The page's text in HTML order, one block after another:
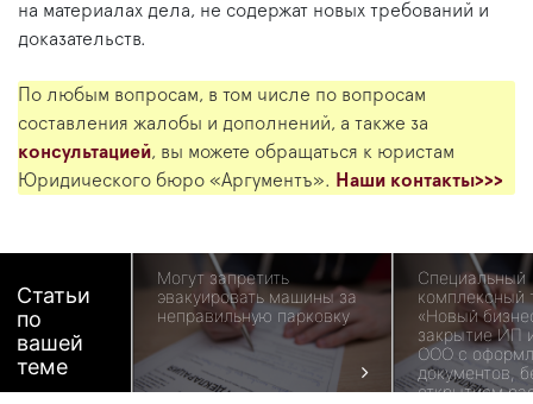
на материалах дела, не содержат новых требований и
доказательств.
По любым вопросам, в том числе по вопросам
составления жалобы и дополнений, а также за
консультацией, вы можете обращаться к юристам
Юридического бюро «Аргументъ». Наши контакты>>>
Статьи
по
вашей
теме
Могут запретить
эвакуировать машины за
неправильную парковку
Специальный
комплексный
«Новый
закрытие ИП
ООО с
документов,
открытием